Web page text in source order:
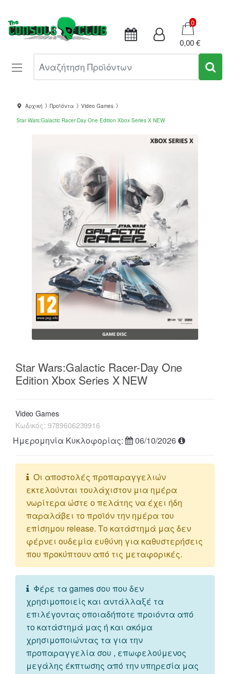
Καλάθι
0
0,00 €
Αρχική Προϊόντα
Video Games
Star Wars:Galactic Racer-Day One Edition Xbox Series X NEW
Star Wars:Galactic Racer-Day One
Edition Xbox Series X NEW
Video Games
Κωδικός: 9789606239916
Ημερομηνία Κυκλοφορίας: 06/10/2026
Οι αποστολές προπαραγγελιών
εκτελούνται τουλάχιστον μια ημέρα
νωρίτερα ώστε ο πελάτης να έχει ήδη
παραλάβει το προϊόν την ημέρα του
επίσημου release. Το κατάστημά μας δεν
φέρνει ουδεμία ευθύνη για καθυστερήσεις
που προκύπτουν από τις μεταφορικές.
Φέρε τα games σου που δεν
χρησιμοποιείς και αντάλλαξέ τα
επιλέγοντας οποιαδήποτε προιόντα από
το κατάστημά μας ή και ακόμα
χρησιμοποιώντας τα για την
προπαραγγελία σου , επωφελούμενος
μεγάλης έκπτωσης από την υπηρεσία μας